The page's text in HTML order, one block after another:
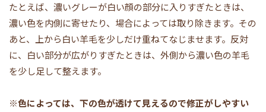
たとえば、濃いグレーが白い顔の部分に入りすぎたときは、
濃い色を内側に寄せたり、場合によっては取り除きます。その
あと、上から白い羊毛を少しだけ重ねてなじませます。反対
に、白い部分が広がりすぎたときは、外側から濃い色の羊毛
を少し足して整えます。
※色によっては、下の色が透けて見えるので修正がしやすい